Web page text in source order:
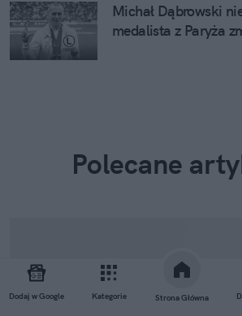
Dodaj w Google Kategorie Strona Główna
Michał Dąbrowski
medalista z Paryża
Polecane